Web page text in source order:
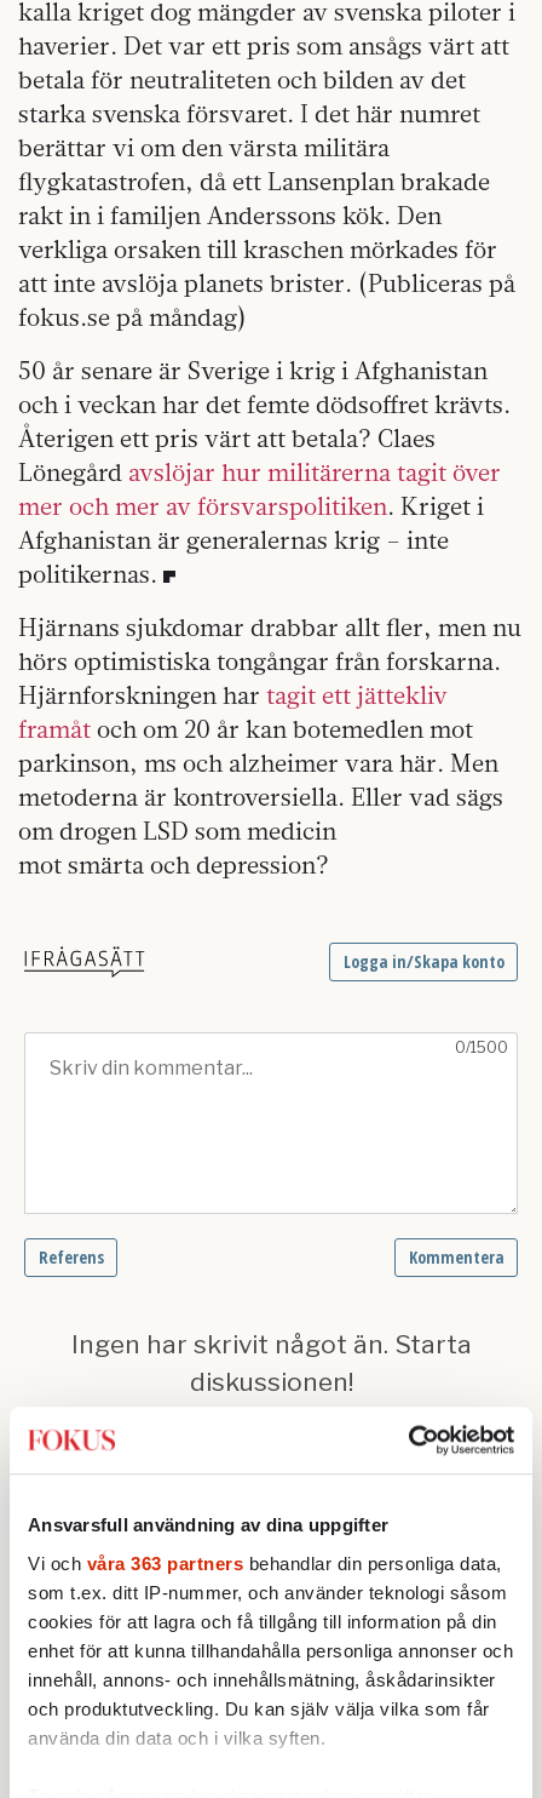
Ansvarsfull användning av dina uppgifter
Vi och våra 363 partners behandlar din personliga data,
som t.ex. ditt IP-nummer, och använder teknologi såsom
cookies för att lagra och få tillgång till information på din
enhet för att kunna tillhandahålla personliga annonser och
innehåll, annons- och innehållsmätning, åskådarinsikter
och produktutveckling. Du kan själv välja vilka som får
använda din data och i vilka syften.
kalla kriget dog mängder av svenska piloter i
haverier. Det var ett pris som ansågs värt att
betala för neutraliteten och bilden av det
starka svenska försvaret. I det här numret
berättar vi om den värsta militära
flygkatastrofen, då ett Lansenplan brakade
rakt in i familjen Anderssons kök. Den
verkliga orsaken till kraschen mörkades för
att inte avslöja planets brister. (Publiceras på
fokus.se på måndag)
50 år senare är Sverige i krig i Afghan­istan
och i veckan har det femte dödsoffret krävts.
Återigen ett pris värt att betala? Claes
Lönegård avslöjar hur militärerna tagit över
mer och mer av försvarspolitiken. Kriget i
Afghanistan är generalernas krig – inte
politikernas.
Hjärnans sjukdomar drabbar allt fler, men nu
hörs optimistiska tongångar från forskarna.
Hjärnforskningen har tagit ett jättekliv
framåt och om 20 år kan botemedlen mot
parkinson, ms och alzheimer vara här. Men
metoderna är kontroversiella. Eller vad sägs
om drogen LSD som medicin
mot smärta och depression?
Text:Martin Ahlquist
Publicerad 2010-10-22
Redaktionsbloggen
Fokus